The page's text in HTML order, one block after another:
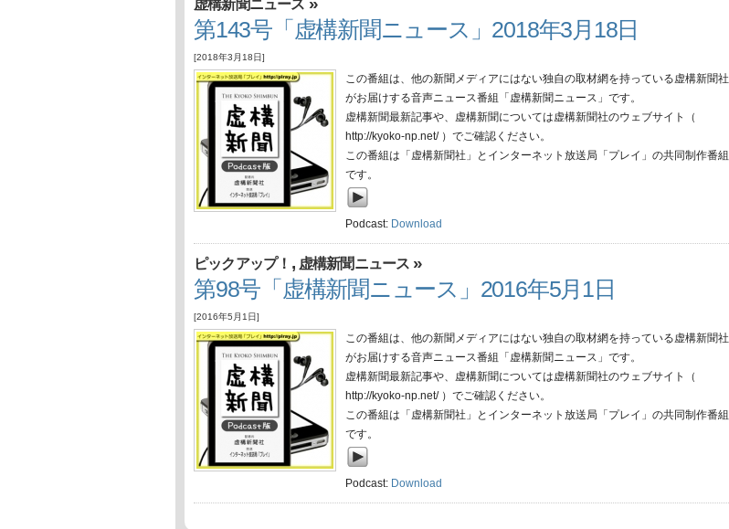
虚構新聞ニュース
第143号「虚構新聞ニュース」2018年3月18日
[2018年3月18日]
この番組は、他の新聞メディアにはない独自の取材網を持っている虚構新聞社
がお届けする音声ニュース番組「虚構新聞ニュース」です。
虚構新聞最新記事や、虚構新聞については虚構新聞社のウェブサイト（
http://kyoko-np.net/ ）でご確認ください。
この番組は「虚構新聞社」とインターネット放送局「プレイ」の共同制作番組
です。
Podcast: Download
ピックアップ！ , 虚構新聞ニュース »
第98号「虚構新聞ニュース」2016年5月1日
[2016年5月1日]
この番組は、他の新聞メディアにはない独自の取材網を持っている虚構新聞社
がお届けする音声ニュース番組「虚構新聞ニュース」です。
虚構新聞最新記事や、虚構新聞については虚構新聞社のウェブサイト（
http://kyoko-np.net/ ）でご確認ください。
この番組は「虚構新聞社」とインターネット放送局「プレイ」の共同制作番組
です。
Podcast: Download